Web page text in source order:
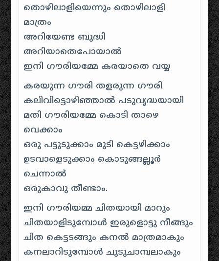
തൊഴിലാളിയെന്നും തൊഴിലാളി
മാത്രം
അറിയേണ്ട ബുദ്ധി
അറിയാതെപോയാല്‍
ഇനി ഗൗരിയമ്മേ കരയാതെ വയ്യ
കരയുന്ന ഗൗരി തളരുന്ന ഗൗരി
കലിവിട്ടൊഴിഞ്ഞാല്‍ പടുവൃദ്ധയായി
മതി ഗൗരിയമ്മേ കൊടി താഴെ
വെക്കാം
ഒരു പട്ടുടുക്കാം മുടി കെട്ടഴിക്കാം
ഉടവാളെടുക്കാം കൊടുങ്ങല്ലൂര്‍
ചെന്നാല്‍
ഒരുകാവു തീണ്ടാം.
ഇനി ഗൗരിയമ്മ ചിതയായി മാറും
ചിതയാളിടുമ്പോള്‍ ഇരുളൊട്ടു നീങ്ങും
ചിത കെട്ടടങ്ങും കനല്‍ മാത്രമാകും
കനലാറിടുമ്പോള്‍ ചുടുചാമ്പലാകും